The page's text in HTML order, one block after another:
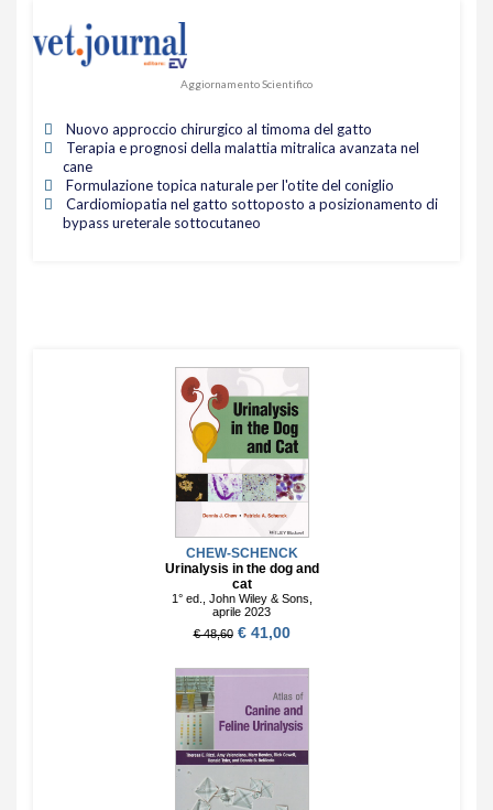
Aggiornamento Scientifico
Nuovo approccio chirurgico al timoma del gatto
Terapia e prognosi della malattia mitralica avanzata nel
cane
Formulazione topica naturale per l'otite del coniglio
Cardiomiopatia nel gatto sottoposto a posizionamento di
bypass ureterale sottocutaneo